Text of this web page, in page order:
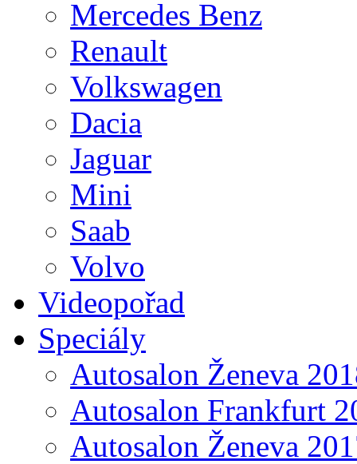
Mercedes Benz
Renault
Volkswagen
Dacia
Jaguar
Mini
Saab
Volvo
Videopořad
Speciály
Autosalon Ženeva
Autosalon Frankfurt
Autosalon Ženeva